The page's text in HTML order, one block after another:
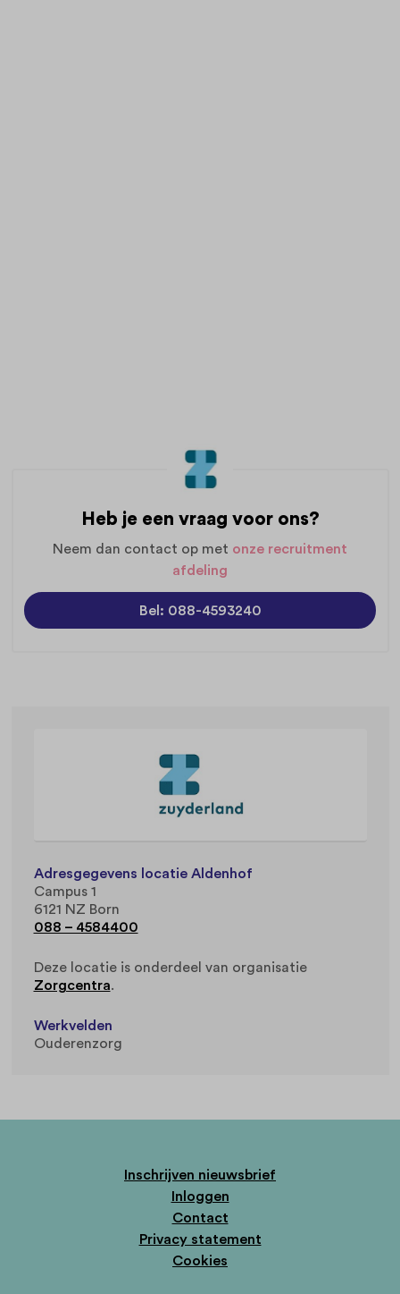
Heb je een vraag voor ons?
Neem dan contact op met onze recruitment
afdeling
Bel: 088-4593240
Adresgegevens locatie Aldenhof
Campus 1
6121 NZ Born
088 – 4584400
Deze locatie is onderdeel van organisatie
Zorgcentra.
Werkvelden
Ouderenzorg
Inschrijven nieuwsbrief
Inloggen
Contact
Privacy statement
Cookies